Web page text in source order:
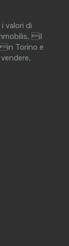
valori di
il
Torino e